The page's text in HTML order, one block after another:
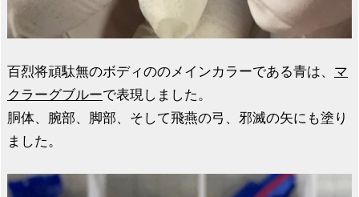
百烈将頑駄無のボディののメインカラーである青は、 マ
クラーグブルーで表現しました。
胴体、腕部、脚部、そして飛燕の弓、邪滅の矢にも塗り
ました。